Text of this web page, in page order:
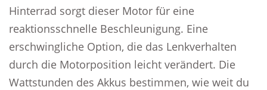
Hinterrad sorgt dieser Motor für eine
reaktionsschnelle Beschleunigung. Eine
erschwingliche Option, die das Lenkverhalten
durch die Motorposition leicht verändert. Die
Wattstunden des Akkus bestimmen, wie weit du